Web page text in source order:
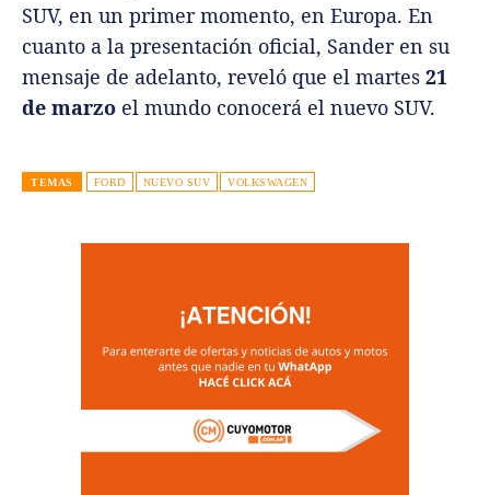
SUV, en un primer momento, en Europa. En
cuanto a la presentación oficial, Sander en su
mensaje de adelanto, reveló que el martes 21
de marzo el mundo conocerá el nuevo SUV.
TEMAS FORD NUEVO SUV VOLKSWAGEN